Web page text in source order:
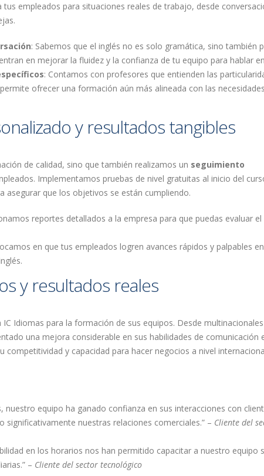
tus empleados para situaciones reales de trabajo, desde
: Sabemos que el inglés no es solo gramática, sino también
en mejorar la fluidez y la confianza de tu equipo para hablar
: Contamos con profesores que entienden las
ofrecer una formación aún más alineada con las
y resultados tangibles
de calidad, sino que también realizamos un seguimiento
Implementamos pruebas de nivel gratuitas al inicio del
asegurar que los objetivos se están cumpliendo.
reportes detallados a la empresa para que puedas evaluar el
en que tus empleados logren avances rápidos y palpables
y resultados reales
Idiomas para la formación de sus equipos. Desde
una mejora considerable en sus habilidades de comunicación
y capacidad para hacer negocios a nivel
nuestro equipo ha ganado confianza en sus interacciones con
nuestras relaciones comerciales.” – Cliente del
en los horarios nos han permitido capacitar a nuestro equipo
– Cliente del sector tecnológico